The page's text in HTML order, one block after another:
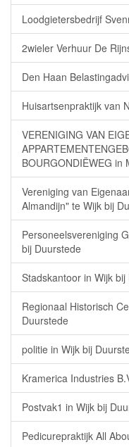
Loodgietersbedrijf
2wieler Verhuur De
Den Haan
Huisartsenpraktijk van
VERENIGING VAN
BOURGONDIËWEG in
Vereniging van
Almandijn" te Wijk bij
Personeelsvereniging
bij Duurstede
Stadskantoor in Wijk
Regionaal Historisch
Duurstede
politie in Wijk bij
Kramerica Industries
Postvak1 in Wijk bij
Pedicurepraktijk All